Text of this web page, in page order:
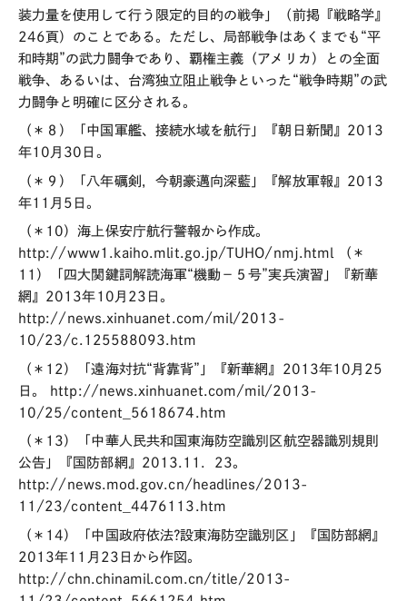
装力量を使用して行う限定的目的の戦争」（前掲『戦略学』
246頁）のことである。ただし、局部戦争はあくまでも“平
和時期”の武力闘争であり、覇権主義（アメリカ）との全面
戦争、あるいは、台湾独立阻止戦争といった“戦争時期”の武
力闘争と明確に区分される。
（＊８）「中国軍艦、接続水域を航行」『朝日新聞』2013
年10月30日。
（＊９）「八年礪剣，今朝豪邁向深藍」『解放軍報』2013
年11月5日。
（＊10）海上保安庁航行警報から作成。
http://www1.kaiho.mlit.go.jp/TUHO/nmj.html （＊
11）「四大関鍵詞解読海軍“機動－５号”実兵演習」『新華
網』2013年10月23日。
http://news.xinhuanet.com/mil/2013-
10/23/c.125588093.htm
（＊12）「遠海対抗“背靠背”」『新華網』2013年10月25
日。 http://news.xinhuanet.com/mil/2013-
10/25/content_5618674.htm
（＊13）「中華人民共和国東海防空識別区航空器識別規則
公告」『国防部網』2013.11．23。
http://news.mod.gov.cn/headlines/2013-
11/23/content_4476113.htm
（＊14）「中国政府依法?設東海防空識別区」『国防部網』
2013年11月23日から作図。
http://chn.chinamil.com.cn/title/2013-